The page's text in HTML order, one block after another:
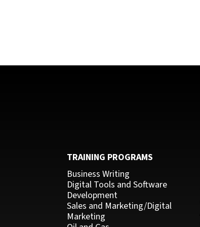
TRAINING PROGRAMS
Business Writing
Digital Tools and Software
Development
Sales and Marketing/Digital
Marketing